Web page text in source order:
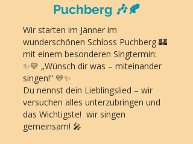
Puchberg 🎶🍂
Wir starten im Jänner im
wunderschönen Schloss Puchberg 🏰
mit einem besonderen Singtermin:
✨💛 „Wünsch dir was – miteinander
singen!“ 💛✨
Du nennst dein Lieblingslied – wir
versuchen alles unterzubringen und
das Wichtigste! wir singen
gemeinsam! 🎤